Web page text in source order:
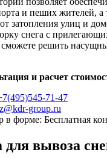
и пеших жителей, а
затопления улиц и
снега с
решить
и расчет
71-47
group.ru
в форме: Бесплатная
вывоза